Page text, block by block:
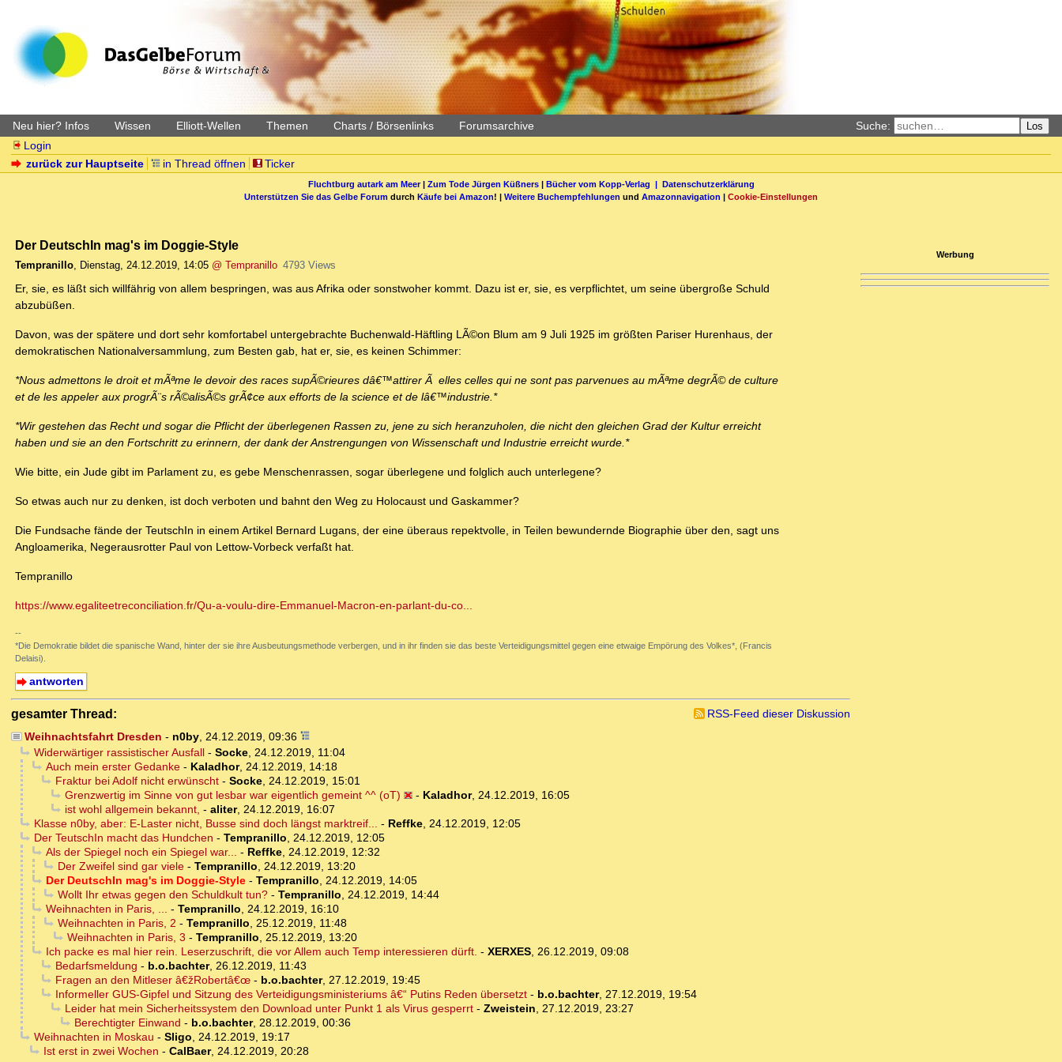
Neu hier? Infos Wissen Elliott-Wellen Themen Charts / Börsenlinks Forumsarchive Suche: Los
Login
zurück zur Hauptseite
in Thread öffnen Ticker
Fluchtburg autark am Meer| Zum Tode Jürgen Küßners| Bücher vom Kopp-Verlag | Datenschutzerklärung
Unterstützen Sie das Gelbe Forum durch Käufe bei Amazon! | Weitere Buchempfehlungen und Amazonnavigation | Cookie-Einstellungen
Der DeutschIn mag's im Doggie-Style
Tempranillo, Dienstag, 24.12.2019, 14:05 @ Tempranillo 4793 Views
Er, sie, es läßt sich willfährig von allem bespringen, was aus Afrika oder sonstwoher kommt. Dazu ist er, sie, es verpflichtet, um seine übergroße Schuld
abzubüßen.
Davon, was der spätere und dort sehr komfortabel untergebrachte Buchenwald-Häftling LÃ©on Blum am 9 Juli 1925 im größten Pariser Hurenhaus, der
demokratischen Nationalversammlung, zum Besten gab, hat er, sie, es keinen Schimmer:
*Nous admettons le droit et mÃªme le devoir des races supÃ©rieures dâ€™attirer Ã elles celles qui ne sont pas parvenues au mÃªme degrÃ© de culture
et de les appeler aux progrÃ¨s rÃ©alisÃ©s grÃ¢ce aux efforts de la science et de lâ€™industrie.*
*Wir gestehen das Recht und sogar die Pflicht der überlegenen Rassen zu, jene zu sich heranzuholen, die nicht den gleichen Grad der Kultur erreicht
haben und sie an den Fortschritt zu erinnern, der dank der Anstrengungen von Wissenschaft und Industrie erreicht wurde.*
Wie bitte, ein Jude gibt im Parlament zu, es gebe Menschenrassen, sogar überlegene und folglich auch unterlegene?
So etwas auch nur zu denken, ist doch verboten und bahnt den Weg zu Holocaust und Gaskammer?
Die Fundsache fände der TeutschIn in einem Artikel Bernard Lugans, der eine überaus repektvolle, in Teilen bewundernde Biographie über den, sagt uns
Angloamerika, Negerausrotter Paul von Lettow-Vorbeck verfaßt hat.
Tempranillo
https://www.egaliteetreconciliation.fr/Qu-a-voulu-dire-Emmanuel-Macron-en-parlant-du-co...
--
*Die Demokratie bildet die spanische Wand, hinter der sie ihre Ausbeutungsmethode verbergen, und in ihr finden sie das beste Verteidigungsmittel gegen eine etwaige Empörung des Volkes*, (Francis
Delaisi).
antworten
gesamter Thread:
RSS-Feed dieser Diskussion
Weihnachtsfahrt Dresden - n0by, 24.12.2019, 09:36
Widerwärtiger rassistischer Ausfall- Socke, 24.12.2019, 11:04
Auch mein erster Gedanke- Kaladhor, 24.12.2019, 14:18
Fraktur bei Adolf nicht erwünscht- Socke, 24.12.2019, 15:01
Grenzwertig im Sinne von gut lesbar war eigentlich gemeint ^^ (oT)
- Kaladhor, 24.12.2019, 16:05
ist wohl allgemein bekannt, - aliter, 24.12.2019, 16:07
Klasse n0by, aber: E-Laster nicht, Busse sind doch längst marktreif... - Reffke, 24.12.2019, 12:05
Der TeutschIn macht das Hundchen - Tempranillo, 24.12.2019, 12:05
Als der Spiegel noch ein Spiegel war... - Reffke, 24.12.2019, 12:32
Der Zweifel sind gar viele- Tempranillo, 24.12.2019, 13:20
Der DeutschIn mag's im Doggie-Style- Tempranillo, 24.12.2019, 14:05
Wollt Ihr etwas gegen den Schuldkult tun?- Tempranillo, 24.12.2019, 14:44
Weihnachten in Paris, ... - Tempranillo, 24.12.2019, 16:10
Weihnachten in Paris, 2 - Tempranillo, 25.12.2019, 11:48
Weihnachten in Paris, 3 - Tempranillo, 25.12.2019, 13:20
Ich packe es mal hier rein. Leserzuschrift, die vor Allem auch Temp interessieren dürft. - XERXES, 26.12.2019, 09:08
Bedarfsmeldung - b.o.bachter, 26.12.2019, 11:43
Fragen an den Mitleser â€žRobertâ€œ- b.o.bachter, 27.12.2019, 19:45
Informeller GUS-Gipfel und Sitzung des Verteidigungsministeriums â€“ Putins Reden übersetzt- b.o.bachter, 27.12.2019, 19:54
Leider hat mein Sicherheitssystem den Download unter Punkt 1 als Virus gesperrt- Zweistein, 27.12.2019, 23:27
Berechtigter Einwand - b.o.bachter, 28.12.2019, 00:36
Weihnachten in Moskau - Sligo, 24.12.2019, 19:17
Ist erst in zwei Wochen - CalBaer, 24.12.2019, 20:28
Werbung